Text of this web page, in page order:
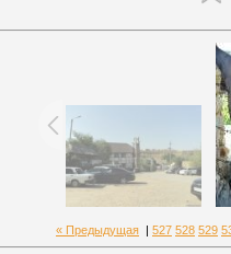
« Предыдущая 527 528 529